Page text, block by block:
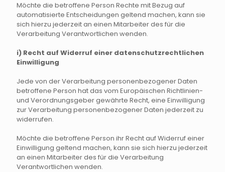
Möchte die betroffene Person Rechte mit Bezug auf
automatisierte Entscheidungen geltend machen, kann sie
sich hierzu jederzeit an einen Mitarbeiter des für die
Verarbeitung Verantwortlichen wenden.
i) Recht auf Widerruf einer datenschutzrechtlichen
Einwilligung
Jede von der Verarbeitung personenbezogener Daten
betroffene Person hat das vom Europäischen Richtlinien-
und Verordnungsgeber gewährte Recht, eine Einwilligung
zur Verarbeitung personenbezogener Daten jederzeit zu
widerrufen.
Möchte die betroffene Person ihr Recht auf Widerruf einer
Einwilligung geltend machen, kann sie sich hierzu jederzeit
an einen Mitarbeiter des für die Verarbeitung
Verantwortlichen wenden.